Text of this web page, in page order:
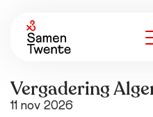
Vergadering
11 nov 2026